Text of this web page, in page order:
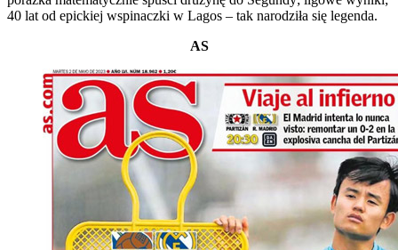
40 lat od epickiej wspinaczki w Lagos – tak narodziła się legenda.
AS